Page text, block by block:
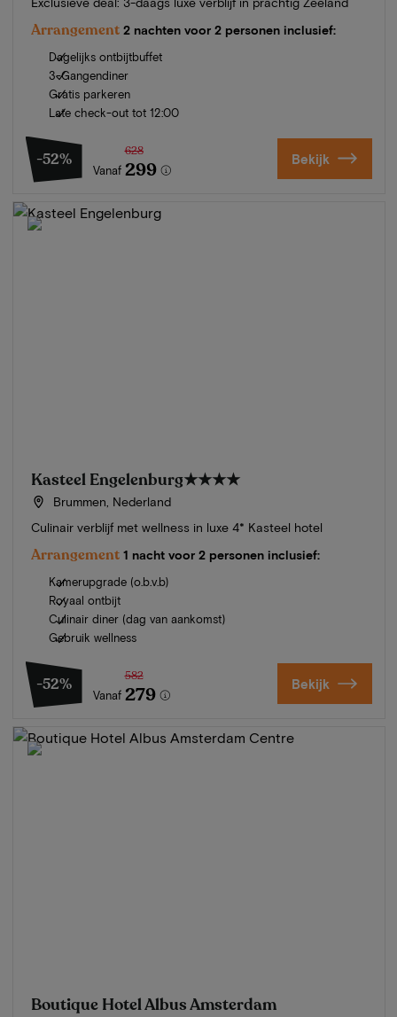
Arrangement 2 nachten voor 2 personen inclusief:
Dagelijks ontbijtbuffet
3-Gangendiner
Gratis parkeren
Late check-out tot 12:00
-52%
Vanaf
628
299 Bekijk
Kasteel Engelenburg★★★★
Brummen, Nederland
Culinair verblijf met wellness in luxe 4* Kasteel hotel
Arrangement 1 nacht voor 2 personen inclusief:
Kamerupgrade (o.b.v.b)
Royaal ontbijt
Culinair diner (dag van aankomst)
Gebruik wellness
-52%
Vanaf
582
279 Bekijk
Boutique Hotel Albus Amsterdam